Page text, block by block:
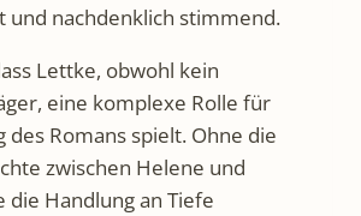
und nachdenklich stimmend.
Lettke, obwohl kein
eine komplexe Rolle für
des Romans spielt. Ohne die
zwischen Helene und
Handlung an Tiefe